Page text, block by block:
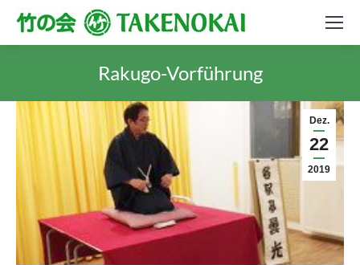
Rakugo-Vorführung
Dez.
22
2019